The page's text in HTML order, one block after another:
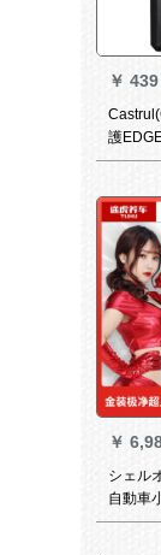
￥
護
Qt Ama
￥
シェル
自動車
イシン